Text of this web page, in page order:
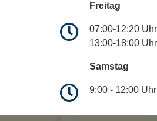
Freitag
07:00-12:20 Uhr
13:00-18:00 Uhr
Samstag
9:00 - 12:00 Uhr